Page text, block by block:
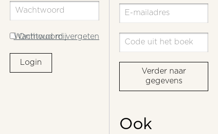
Wachtwoord vergeten
Onthoud mij
Login
Verder naar
gegevens
Ook